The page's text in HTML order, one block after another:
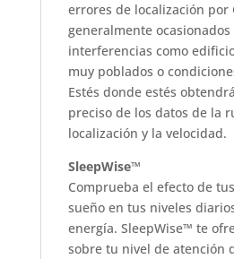
errores de localización por
generalmente
interferencias como
muy poblados o
Estés donde estés
preciso de los datos de la
localización y la velocidad.
SleepWise™
Comprueba el efecto de
sueño en tus niveles
energía. SleepWise™ te
sobre tu nivel de atención